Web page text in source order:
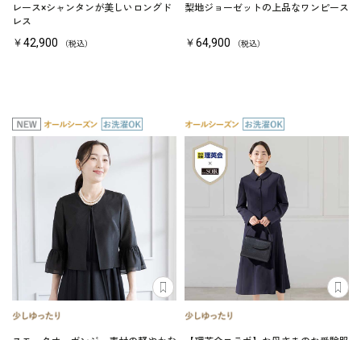
レース×シャンタンが美しいロングド
レス
￥42,900 （税込）
梨地ジョーゼットの上品なワンピース
￥64,900 （税込）